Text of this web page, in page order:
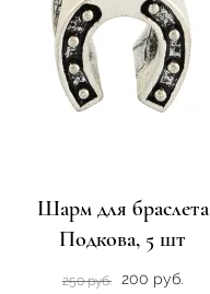
Шарм для браслета
Подкова, 5 шт
250 руб. 200 руб.